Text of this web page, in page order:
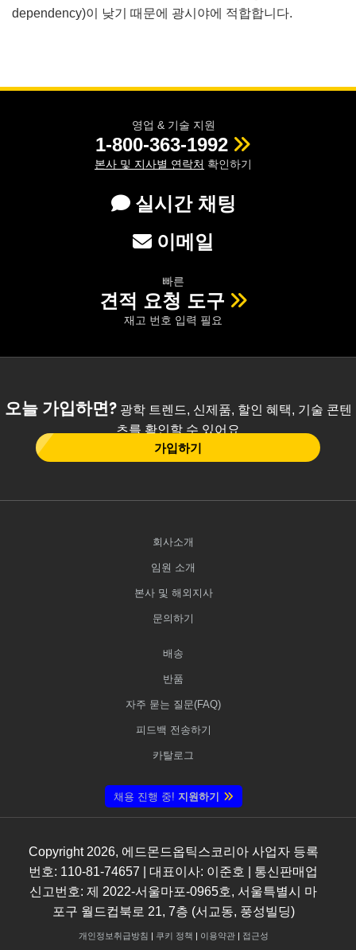
dependency)이 낮기 때문에 광시야에 적합합니다.
영업 & 기술 지원
1-800-363-1992
본사 및 지사별 연락처 확인하기
실시간 채팅
이메일
빠른
견적 요청 도구
재고 번호 입력 필요
오늘 가입하면?광학 트렌드, 신제품, 할인 혜택, 기술 콘텐
츠를 확인할 수 있어요
가입하기
회사소개
임원 소개
본사 및 해외지사
문의하기
배송
반품
자주 묻는 질문(FAQ)
피드백 전송하기
카탈로그
채용 진행 중! 지원하기
Copyright 2026, 에드몬드옵틱스코리아 사업자 등록
번호: 110-81-74657 | 대표이사: 이준호 | 통신판매업
신고번호: 제 2022-서울마포-0965호, 서울특별시 마
포구 월드컵북로 21, 7층 (서교동, 풍성빌딩)
개인정보취급방침 | 쿠키 정책 | 이용약관| 접근성